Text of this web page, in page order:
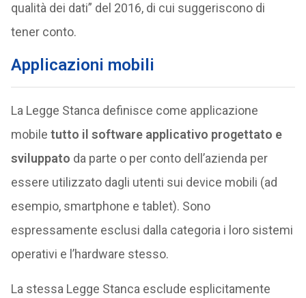
qualità dei dati” del 2016, di cui suggeriscono di
tener conto.
Applicazioni mobili
La Legge Stanca definisce come applicazione
mobile tutto il software applicativo progettato e
sviluppato da parte o per conto dell’azienda per
essere utilizzato dagli utenti sui device mobili (ad
esempio, smartphone e tablet). Sono
espressamente esclusi dalla categoria i loro sistemi
operativi e l’hardware stesso.
La stessa Legge Stanca esclude esplicitamente